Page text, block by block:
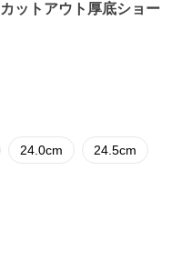
ットアウト厚底ショー
24.0cm 24.5cm